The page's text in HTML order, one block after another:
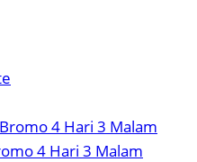
4 Hari 3 Malam